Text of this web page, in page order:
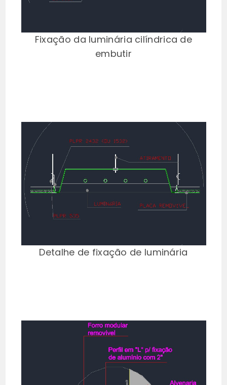
Fixação da luminária cilíndrica de
embutir
Detalhe de fixação de luminária